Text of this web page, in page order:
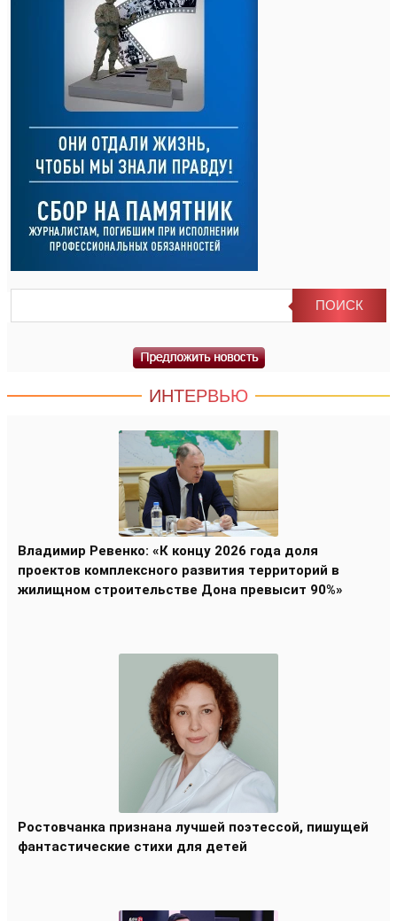
ИНТЕРВЬЮ
Владимир Ревенко: «К концу 2026 года доля
проектов комплексного развития территорий в
жилищном строительстве Дона превысит 90%»
Ростовчанка признана лучшей поэтессой, пишущей
фантастические стихи для детей